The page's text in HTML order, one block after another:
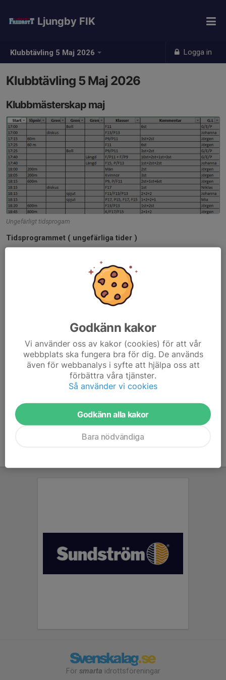
Klubbtävling 5 Maj 2026 Logga in
Ljungby FIK
Klubbtävling 5 Maj 2026
Klubbmästerskap maj
Ungefärligt tidsprogam
Tidsprogrammet ( ungefärliga tider )
Tisdagen 5 maj, första start kl. 17:00 (tänk på att vara
uppvärmda och klara vid den tiden ni som startar då)
Elektronisk tidtagning, vindmätning och godkända
OBS! Gällande tävlingsregler för den tävlande i aktuell gren
i aktuell åldersklass.
Övrigt:3 st försök i hopp/kast. Inga finaler i löpning. Ett lopp för
samtliga anmälda deltagare. Blandade lopp- alltså löpare kan få
springa tillsammans med yngre/äldre med samma betingelser.
Startlista finns här Startlistan
För smarta idrottsföreningar
Godkänn kakor
Vi använder oss av kakor (cookies) för att vår
webbplats ska fungera bra för dig. De används
även för webbanalys i syfte att hjälpa oss att
förbättra våra tjänster.
Så använder vi cookies
Godkänn alla kakor
Bara nödvändiga